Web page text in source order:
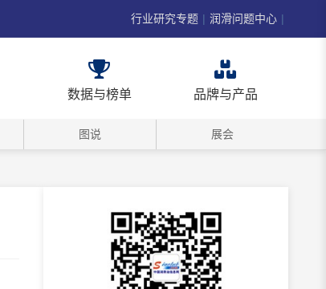
行业研究专题 | 润滑问题中心 |
数据与榜单 品牌与产品
图说 展会